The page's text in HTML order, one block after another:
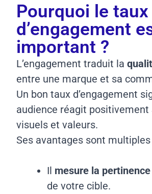
Pourquoi le taux
d’engagement
important ?
L’engagement traduit la
entre une marque et sa
Un bon taux d’engagement
audience réagit positivement
visuels et valeurs.
Ses avantages sont multiples
Il mesure la
de votre cible.